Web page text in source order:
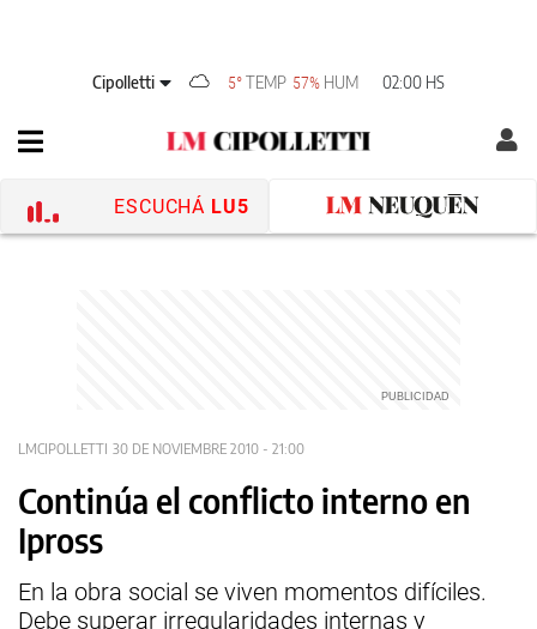
Cipolletti 5° TEMP 57% HUM 02:00 HS
ESCUCHÁ LU5
LMCIPOLLETTI 30 DE NOVIEMBRE 2010 - 21:00
Continúa el conflicto interno en
Ipross
En la obra social se viven momentos difíciles.
Debe superar irregularidades internas y